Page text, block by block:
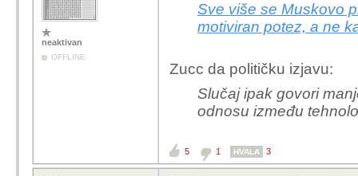
neaktivan
OFFLINE
Sve više se Muskovo
motiviran potez, a ne
Zucc da političku izjavu:
Slučaj ipak govori
odnosu između
5 1 HVALA 3